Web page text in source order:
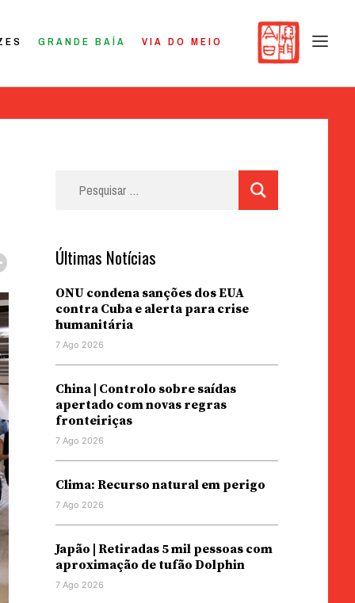
GRANDE BAÍA VIA DO MEIO
Últimas Notícias
ONU condena sanções dos EUA
contra Cuba e alerta para crise
humanitária
7 Ago 2026
China | Controlo sobre saídas
apertado com novas regras
fronteiriças
7 Ago 2026
Clima: Recurso natural em perigo
7 Ago 2026
Japão | Retiradas 5 mil pessoas com
aproximação de tufão Dolphin
7 Ago 2026